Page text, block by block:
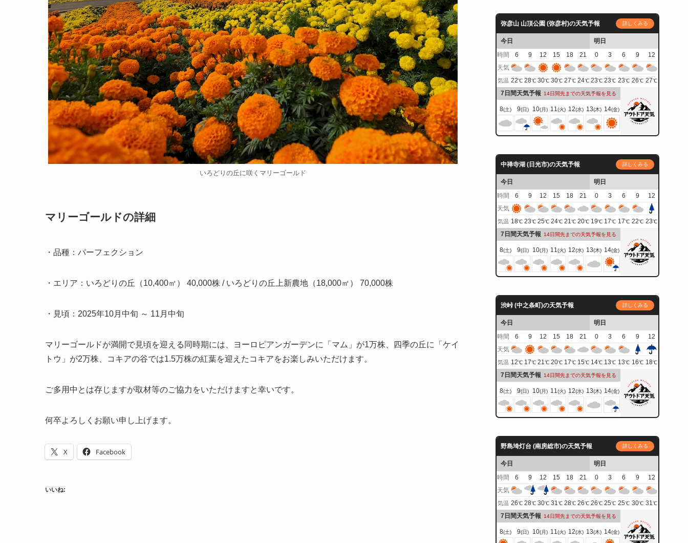
いろどりの丘に咲くマリーゴールド
マリーゴールドの詳細
・品種：パーフェクション
・エリア：いろどりの丘（10,400㎡） 40,000株 / いろどりの丘上新農地（18,000㎡） 70,000株
・見頃：2025年10月中旬 ～ 11月中旬
マリーゴールドが満開で見頃を迎える同時期には、ヨーロピアンガーデンに「マム」が1万株、四季の丘に「ケイ
トウ」が2万株、コキアの谷では1.5万株の紅葉を迎えたコキアをお楽しみいただけます。
ご多用中とは存じますが取材等のご協力をいただけますと幸いです。
何卒よろしくお願い申し上げます。
X Facebook
いいね:
弥彦山 山頂公園 (弥彦村)の天気予報 詳しくみる
今日
明日
時間
6 9 12 15 18 21 0 3 6 9
12
天気
気温 22℃ 28℃ 30℃ 30℃ 27℃ 24℃ 23℃ 23℃ 23℃ 26℃ 27℃
7日間天気予報 14日間先までの天気予報を見る
8(土) 9(日) 10(月) 11(火) 12(水) 13(木) 14(金)
中禅寺湖 (日光市)の天気予報 詳しくみる
今日
明日
時間
6 9 12 15 18 21 0 3 6 9
12
天気
気温 18℃ 23℃ 25℃ 24℃ 21℃ 20℃ 19℃ 17℃ 17℃ 22℃ 23℃
7日間天気予報 14日間先までの天気予報を見る
8(土) 9(日) 10(月) 11(火) 12(水) 13(木) 14(金)
渋峠 (中之条町)の天気予報 詳しくみる
今日
明日
時間
6 9 12 15 18 21 0 3 6 9
12
天気
気温 12℃ 17℃ 21℃ 20℃ 17℃ 15℃ 14℃ 13℃ 13℃ 16℃ 18℃
7日間天気予報 14日間先までの天気予報を見る
8(土) 9(日) 10(月) 11(火) 12(水) 13(木) 14(金)
野島埼灯台 (南房総市)の天気予報 詳しくみる
今日
明日
時間
6 9 12 15 18 21 0 3 6 9
12
天気
気温 26℃ 28℃ 30℃ 31℃ 28℃ 26℃ 26℃ 25℃ 25℃ 30℃ 31℃
7日間天気予報 14日間先までの天気予報を見る
8(土) 9(日) 10(月) 11(火) 12(水) 13(木) 14(金)